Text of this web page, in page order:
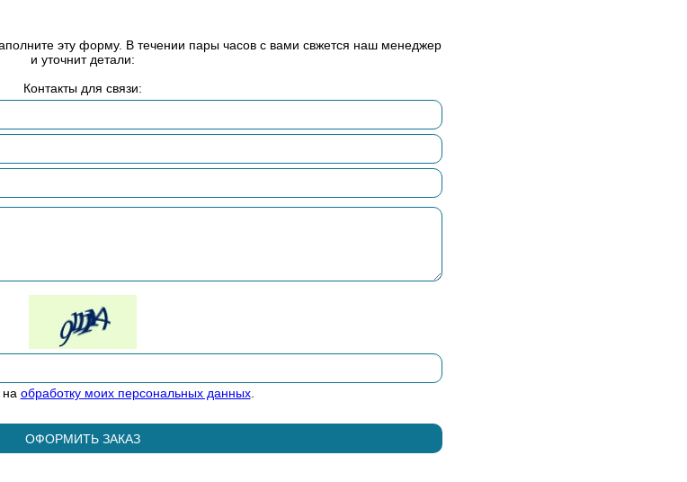
эту форму. В течении пары часов с вами свжется наш менеджер
и уточнит детали:
Контакты для связи:
на обработку моих персональных данных.